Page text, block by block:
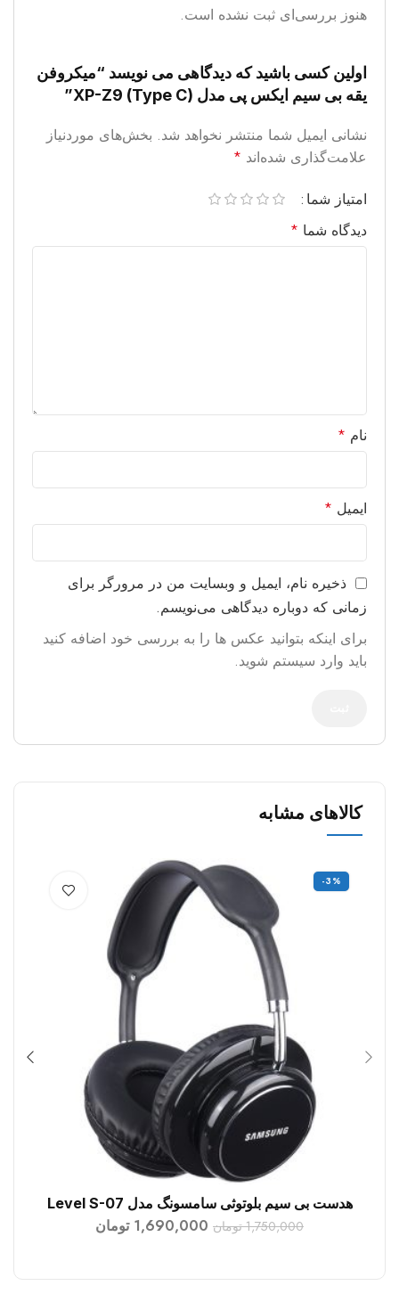
هنوز بررسی‌ای ثبت نشده است.
اولین کسی باشید که دیدگاهی می نویسد “میکروفن
یقه بی سیم ایکس پی مدل XP-Z9 (Type C)”
نشانی ایمیل شما منتشر نخواهد شد. بخش‌های موردنیاز
علامت‌گذاری شده‌اند *
امتیاز شما
دیدگاه شما *
نام *
ایمیل *
ذخیره نام، ایمیل و وبسایت من در مرورگر برای
زمانی که دوباره دیدگاهی می‌نویسم.
برای اینکه بتوانید عکس ها را به بررسی خود اضافه کنید
باید وارد سیستم شوید.
کالاهای مشابه
-3%
افزودن به سبد خرید
هدست بی سیم بلوتوثی سامسونگ مدل Level S-07
1,750,000 تومان 1,690,000 تومان